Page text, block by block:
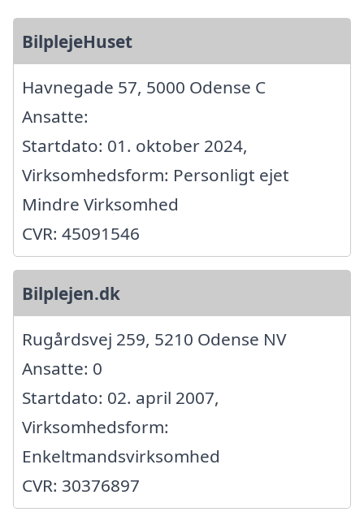
BilplejeHuset
Havnegade 57, 5000 Odense C
Ansatte:
Startdato: 01. oktober 2024,
Virksomhedsform: Personligt ejet
Mindre Virksomhed
CVR: 45091546
Bilplejen.dk
Rugårdsvej 259, 5210 Odense NV
Ansatte: 0
Startdato: 02. april 2007,
Virksomhedsform:
Enkeltmandsvirksomhed
CVR: 30376897